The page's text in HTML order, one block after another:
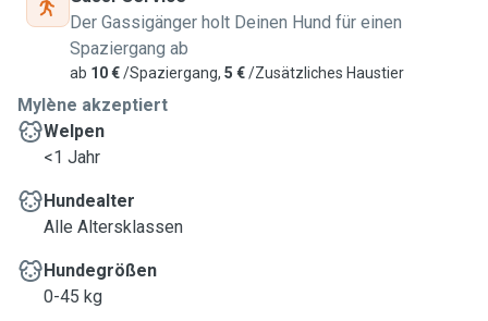
Der Gassigänger holt Deinen Hund für einen
Spaziergang ab
ab 10 €/Spaziergang, 5 €/Zusätzliches Haustier
Mylène akzeptiert
Welpen
<1 Jahr
Hundealter
Alle Altersklassen
Hundegrößen
0-45 kg